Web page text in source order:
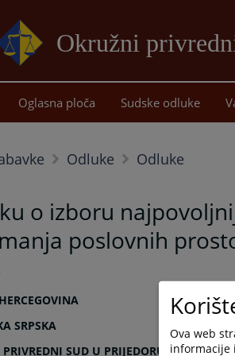
Okružni
Oglasna ploča Sudske odluke
Odluke Odluke
o izboru
poslovnih
SRPSKA
SUD U PRIJEDORU
Ova web
informacije